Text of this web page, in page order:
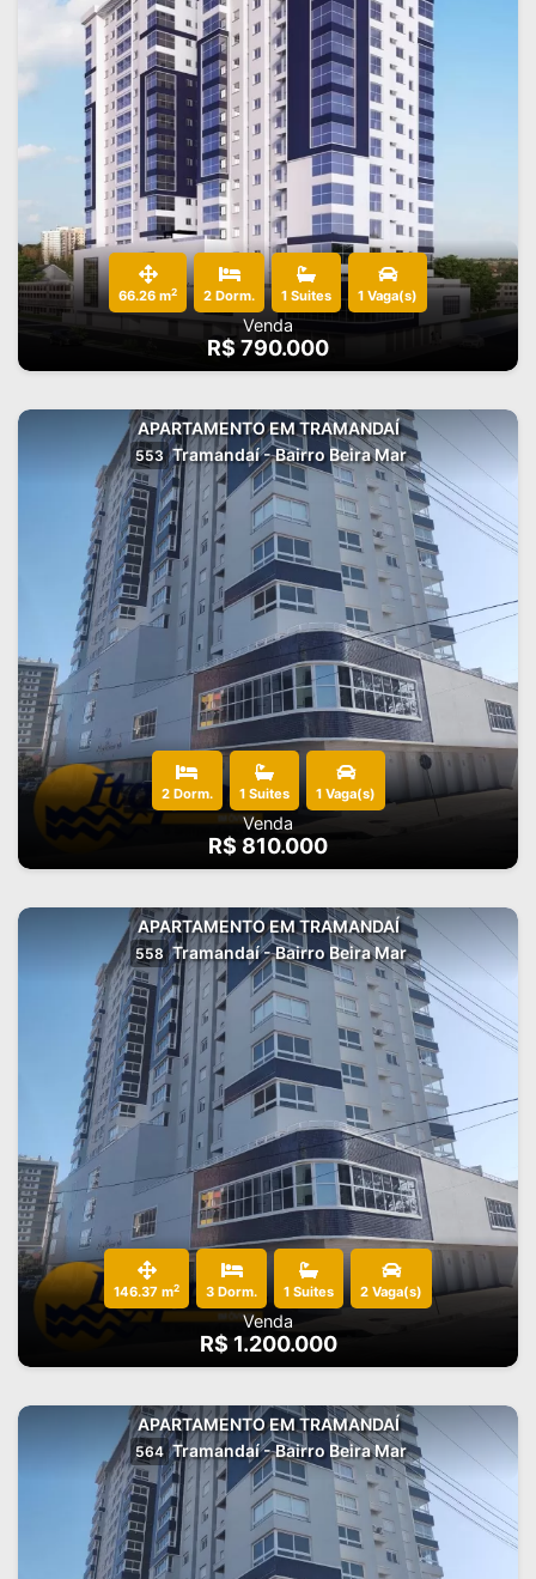
66.26 m2 2 Dorm. 1 Suites 1 Vaga(s)
Venda
R$ 790.000
APARTAMENTO EM TRAMANDAÍ
553 Tramandaí - Bairro Beira Mar
2 Dorm. 1 Suites 1 Vaga(s)
Venda
R$ 810.000
APARTAMENTO EM TRAMANDAÍ
558 Tramandaí - Bairro Beira Mar
146.37 m2 3 Dorm. 1 Suites 2 Vaga(s)
Venda
R$ 1.200.000
APARTAMENTO EM TRAMANDAÍ
564 Tramandaí - Bairro Beira Mar